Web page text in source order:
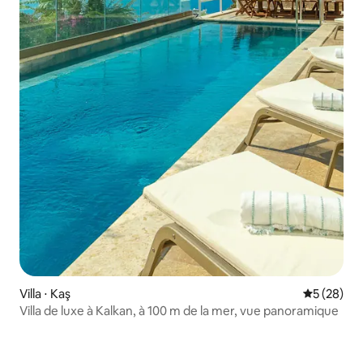
Villa ⋅ Kaş
5 (28)
Villa de luxe à Kalkan, à 100 m de la mer, vue panoramique